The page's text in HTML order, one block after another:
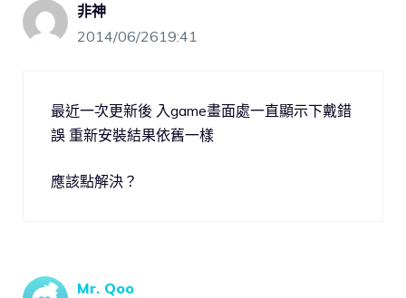
非神
2014/06/2619:41
最近一次更新後 入game畫面處一直顯示下戴錯
誤 重新安裝結果依舊一樣
應該點解決？
Mr. Qoo